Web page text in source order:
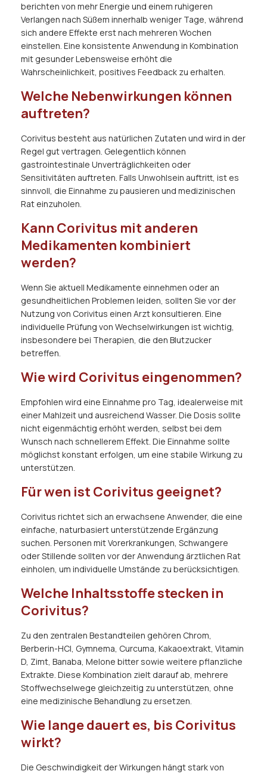
berichten von mehr Energie und einem ruhigeren
Verlangen nach Süßem innerhalb weniger Tage, während
sich andere Effekte erst nach mehreren Wochen
einstellen. Eine konsistente Anwendung in Kombination
mit gesunder Lebensweise erhöht die
Wahrscheinlichkeit, positives Feedback zu erhalten.
Welche Nebenwirkungen können
auftreten?
Corivitus besteht aus natürlichen Zutaten und wird in der
Regel gut vertragen. Gelegentlich können
gastrointestinale Unverträglichkeiten oder
Sensitivitäten auftreten. Falls Unwohlsein auftritt, ist es
sinnvoll, die Einnahme zu pausieren und medizinischen
Rat einzuholen.
Kann Corivitus mit anderen
Medikamenten kombiniert
werden?
Wenn Sie aktuell Medikamente einnehmen oder an
gesundheitlichen Problemen leiden, sollten Sie vor der
Nutzung von Corivitus einen Arzt konsultieren. Eine
individuelle Prüfung von Wechselwirkungen ist wichtig,
insbesondere bei Therapien, die den Blutzucker
betreffen.
Wie wird Corivitus eingenommen?
Empfohlen wird eine Einnahme pro Tag, idealerweise mit
einer Mahlzeit und ausreichend Wasser. Die Dosis sollte
nicht eigenmächtig erhöht werden, selbst bei dem
Wunsch nach schnellerem Effekt. Die Einnahme sollte
möglichst konstant erfolgen, um eine stabile Wirkung zu
unterstützen.
Für wen ist Corivitus geeignet?
Corivitus richtet sich an erwachsene Anwender, die eine
einfache, naturbasiert unterstützende Ergänzung
suchen. Personen mit Vorerkrankungen, Schwangere
oder Stillende sollten vor der Anwendung ärztlichen Rat
einholen, um individuelle Umstände zu berücksichtigen.
Welche Inhaltsstoffe stecken in
Corivitus?
Zu den zentralen Bestandteilen gehören Chrom,
Berberin-HCl, Gymnema, Curcuma, Kakaoextrakt, Vitamin
D, Zimt, Banaba, Melone bitter sowie weitere pflanzliche
Extrakte. Diese Kombination zielt darauf ab, mehrere
Stoffwechselwege gleichzeitig zu unterstützen, ohne
eine medizinische Behandlung zu ersetzen.
Wie lange dauert es, bis Corivitus
wirkt?
Die Geschwindigkeit der Wirkungen hängt stark von